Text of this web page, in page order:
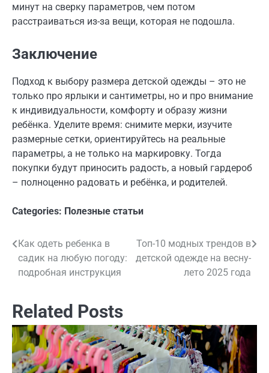
минут на сверку параметров, чем потом
расстраиваться из-за вещи, которая не подошла.
Заключение
Подход к выбору размера детской одежды – это не
только про ярлыки и сантиметры, но и про внимание
к индивидуальности, комфорту и образу жизни
ребёнка. Уделите время: снимите мерки, изучите
размерные сетки, ориентируйтесь на реальные
параметры, а не только на маркировку. Тогда
покупки будут приносить радость, а новый гардероб
– полноценно радовать и ребёнка, и родителей.
Categories: Полезные статьи
Навигация
по
Как одеть ребенка в
садик на любую погоду:
подробная инструкция
Топ-10 модных трендов в
детской одежде на весну-
лето 2025 года
Related Posts